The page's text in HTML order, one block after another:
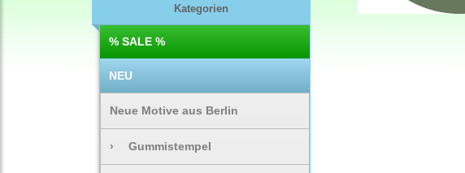
Kategorien
% SALE %
NEU
Neue Motive aus Berlin
› Gummistempel